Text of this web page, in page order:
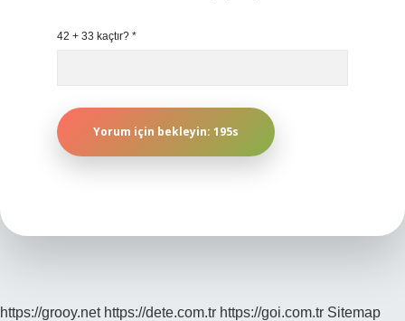
42 + 33 kaçtır? *
https://grooy.net https://dete.com.tr https://goi.com.tr Sitemap